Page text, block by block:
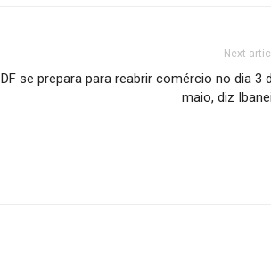
Next
DF se prepara para reabrir comércio no dia 3
maio, diz